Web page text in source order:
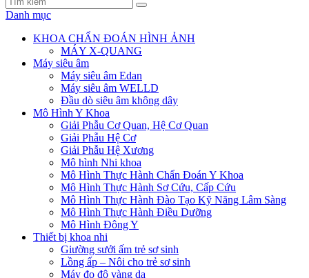
Danh mục
KHOA CHẨN ĐOÁN HÌNH ẢNH
MÁY X-QUANG
Máy siêu âm
Máy siêu âm Edan
Máy siêu âm WELLD
Đầu dò siêu âm không dây
Mô Hình Y Khoa
Giải Phẫu Cơ Quan, Hệ Cơ Quan
Giải Phẫu Hệ Cơ
Giải Phẫu Hệ Xương
Mô hình Nhi khoa
Mô Hình Thực Hành Chẩn Đoán Y Khoa
Mô Hình Thực Hành Sơ Cứu, Cấp Cứu
Mô Hình Thực Hành Đào Tạo Kỹ Năng Lâm Sàng
Mô Hình Thực Hành Điều Dưỡng
Mô Hình Đông Y
Thiết bị khoa nhi
Giường sưởi ấm trẻ sơ sinh
Lồng ấp – Nôi cho trẻ sơ sinh
Máy đo độ vàng da